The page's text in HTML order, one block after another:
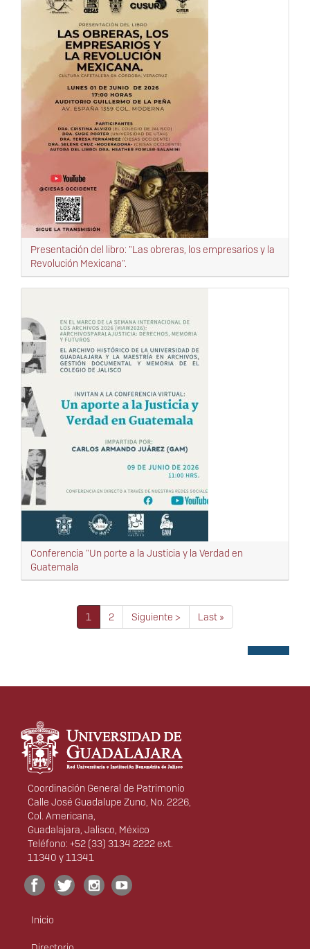
Presentación del libro: "Las obreras, los empresarios y la
Revolución Mexicana".
Conferencia "Un porte a la Justicia y la Verdad en
Guatemala
Paginación
Página
actual
1 Página
2
Siguiente
página
Siguiente >
Última
página
Last »
Información del portal
Coordinación General de Patrimonio
Calle José Guadalupe Zuno, No. 2226,
Col. Americana,
Guadalajara, Jalisco, México
Teléfono: +52 (33) 3134 2222 ext.
11340 y 11341
Menú
Inicio